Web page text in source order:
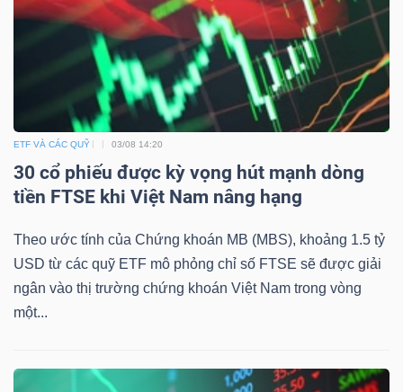
ETF VÀ CÁC QUỸ 03/08 14:20
30 cổ phiếu được kỳ vọng hút mạnh dòng
tiền FTSE khi Việt Nam nâng hạng
Theo ước tính của Chứng khoán MB (MBS), khoảng 1.5 tỷ
USD từ các quỹ ETF mô phỏng chỉ số FTSE sẽ được giải
ngân vào thị trường chứng khoán Việt Nam trong vòng
một...
Dịch
Đào
tạo
Sách
tài